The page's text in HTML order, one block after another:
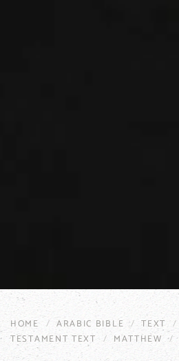
HOME ARABIC BIBLE TEXT
TESTAMENT TEXT
MATTHEW